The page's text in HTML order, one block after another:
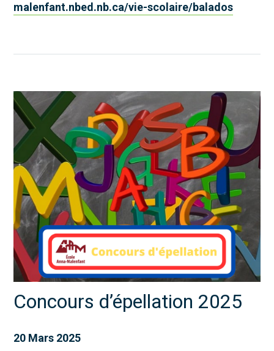
malenfant.nbed.nb.ca/vie-scolaire/balados
Concours d’épellation 2025
20 Mars 2025